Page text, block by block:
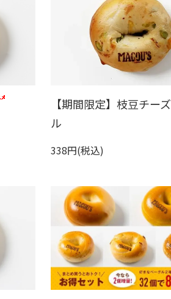
【期間限定】枝豆チー
ル
338円(税込)